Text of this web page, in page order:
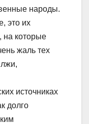
народы.
это их
на которые
жаль тех
источниках
долго